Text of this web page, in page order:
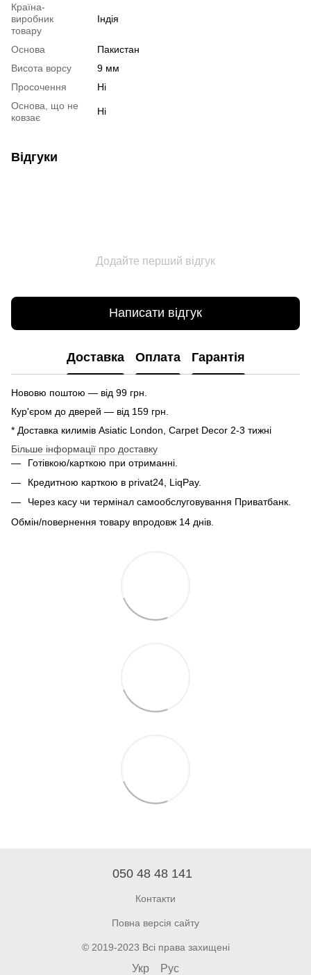
Країна-
виробник
товару
Індія
Основа
Пакистан
Висота ворсу
9 мм
Просочення
Ні
Основа, що не
ковзає
Ні
Відгуки
Додайте перший відгук
Написати відгук
Доставка Оплата Гарантія
Нововю поштою — від 99 грн.
Кур'єром до дверей — від 159 грн.
* Доставка килимів Asiatic London, Carpet Decor 2-3 тижні
Більше інформації про доставку
Готівкою/карткою при отриманні.
Кредитною карткою в privat24, LiqPay.
Через касу чи термінал самообслуговування Приватбанк.
Обмін/повернення товару впродовж 14 днів.
050 48 48 141
Контакти
Повна версія сайту
© 2019-2023 Всі права захищені
Укр Рус